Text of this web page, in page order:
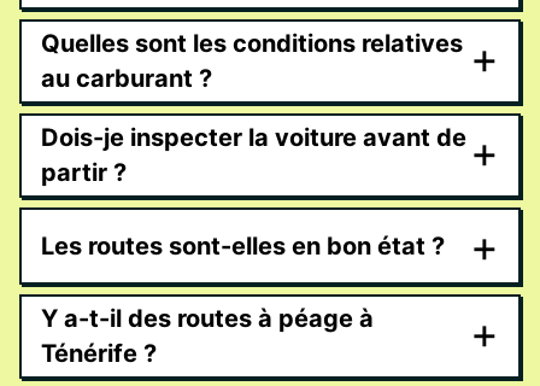
Quelles sont les conditions relatives
au carburant ?
+
Dois-je inspecter la voiture avant de
partir ?
+
Les routes sont-elles en bon état ? +
Y a-t-il des routes à péage à
Ténérife ?
+